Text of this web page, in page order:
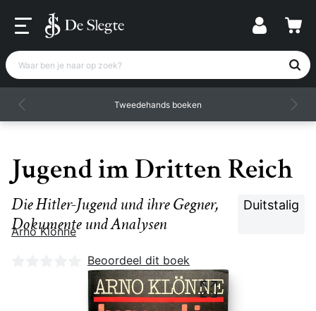
Waar ben je naar op zoek?
Tweedehands boeken
Jugend im Dritten Reich
Die Hitler-Jugend und ihre Gegner,
Dokumente und Analysen
Duitstalig
Arno Klönne
Nog geen beoordelingen
Beoordeel dit boek